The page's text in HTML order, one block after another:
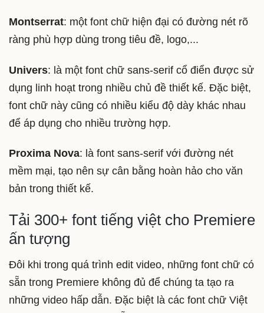
Montserrat: một font chữ hiện đại có đường nét rõ
ràng phù hợp dùng trong tiêu đề, logo,...
Univers: là một font chữ sans-serif cổ điển được sử
dụng linh hoạt trong nhiều chủ đề thiết kế. Đặc biệt,
font chữ này cũng có nhiều kiểu độ dày khác nhau
để áp dụng cho nhiều trường hợp.
Proxima Nova: là font sans-serif với đường nét
mềm mại, tạo nên sự cân bằng hoàn hảo cho văn
bản trong thiết kế.
Tải 300+ font tiếng việt cho Premiere
ấn tượng
Đôi khi trong quá trình edit video, những font chữ có
sẵn trong Premiere không đủ để chúng ta tạo ra
những video hấp dẫn. Đặc biệt là các font chữ Việt